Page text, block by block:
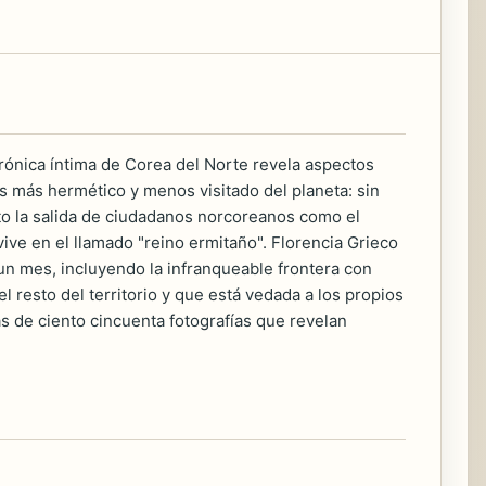
íntima de Corea del Norte revela aspectos
hermético y menos visitado del planeta: sin
salida de ciudadanos norcoreanos como el
en el llamado "reino ermitaño". Florencia Grieco
mes, incluyendo la infranqueable frontera con
resto del territorio y que está vedada a los propios
de ciento cincuenta fotografías que revelan